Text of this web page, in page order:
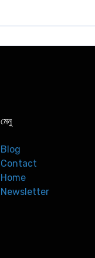
মেনু
Blog
Contact
Home
Newsletter